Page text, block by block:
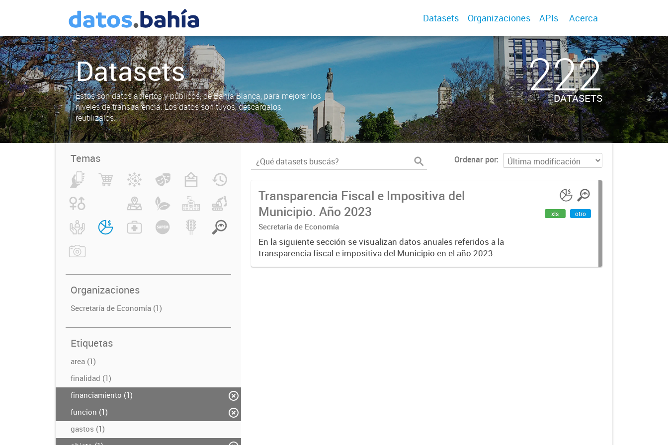
Datasets Organizaciones APIs Acerca
Datasets
Estos son datos abiertos y públicos, de Bahía Blanca, para mejorar los
niveles de transparencia. Los datos son tuyos, descargalos,
reutilizalos.
222
DATASETS
Temas
Organizaciones
Secretaría de Economía (1)
Etiquetas
area (1)
finalidad (1)
financiamiento (1)
funcion (1)
gastos (1)
Ordenar por
Transparencia Fiscal e Impositiva del
Municipio. Año 2023
Secretaría de Economía
En la siguiente sección se visualizan datos anuales referidos a la
transparencia fiscal e impositiva del Municipio en el año 2023.
xls otro